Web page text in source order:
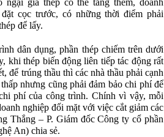
giá thép có thể tăng thêm, doanh
cọc trước, có những thời điểm phải
để lấy.
dân dụng, phần thép chiếm trên dưới
khi thép biến động liên tiếp tác động rất
để trúng thầu thì các nhà thầu phải cạnh
nhưng cũng phải đảm bảo chi phí để
phí của công trình. Chính vì vậy, mỗi
nghiệp đối mặt với việc cắt giảm các
Thắng – P. Giám đốc Công ty cổ phần
An) chia sẻ.